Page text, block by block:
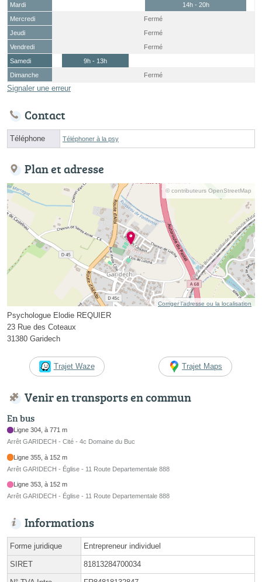
Mardi
14h - 20h
Mercredi
Fermé
Jeudi
Fermé
Vendredi
Fermé
Samedi
9h - 13h
Dimanche
Fermé
Signaler une erreur
Contact
Téléphone Téléphoner à la psy
Plan et adresse
© contributeurs OpenStreetMap
Corriger l’adresse ou la localisation
Psychologue Elodie REQUIER
23 Rue des Coteaux
31380 Garidech
Trajet Waze Trajet Maps
Venir en transports en commun
En bus
Ligne 304, à 771 m
Arrêt GARIDECH - Cité - 4c Domaine du Buc
Ligne 355, à 152 m
Arrêt GARIDECH - Église - 11 Route Departementale 888
Ligne 353, à 152 m
Arrêt GARIDECH - Église - 11 Route Departementale 888
Informations
Forme juridique Entrepreneur individuel
SIRET 81813284700034